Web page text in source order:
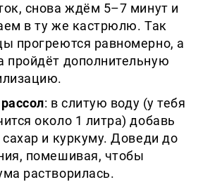
снова ждём 5–7 минут и
в ту же кастрюлю. Так
прогреются равномерно, а
пройдёт дополнительную
: в слитую воду (у тебя
около 1 литра) добавь
сахар и куркуму. Доведи до
помешивая, чтобы
растворилась.